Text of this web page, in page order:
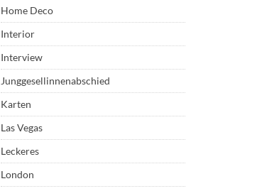
Home Deco
Interior
Interview
Junggesellinnenabschied
Karten
Las Vegas
Leckeres
London